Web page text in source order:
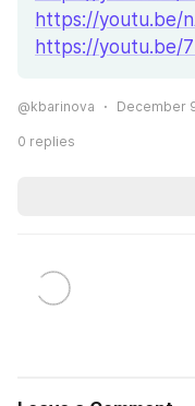
https://youtu.be/
https://youtu.be/
@kbarinova December
0 replies